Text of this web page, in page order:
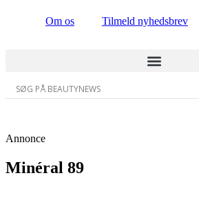
Om os Tilmeld nyhedsbrev
Annonce
Minéral 89